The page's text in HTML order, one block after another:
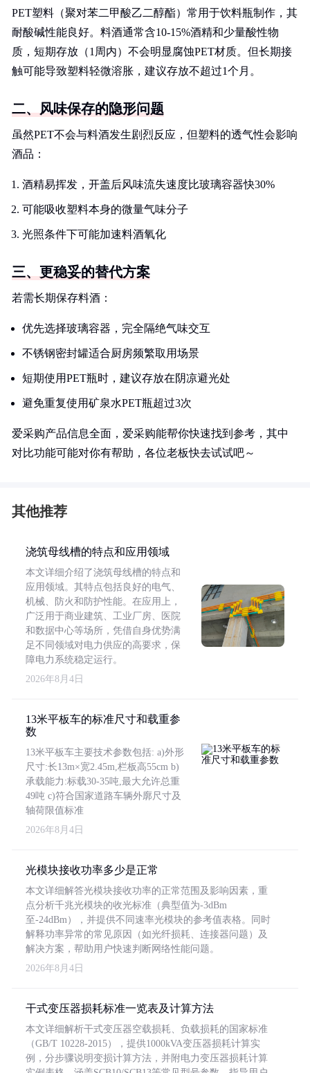
PET塑料（聚对苯二甲酸乙二醇酯）常用于饮料瓶制作，其
耐酸碱性能良好。料酒通常含10-15%酒精和少量酸性物
质，短期存放（1周内）不会明显腐蚀PET材质。但长期接
触可能导致塑料轻微溶胀，建议存放不超过1个月。
二、风味保存的隐形问题
虽然PET不会与料酒发生剧烈反应，但塑料的透气性会影响
酒品：
酒精易挥发，开盖后风味流失速度比玻璃容器快30%
可能吸收塑料本身的微量气味分子
光照条件下可能加速料酒氧化
三、更稳妥的替代方案
若需长期保存料酒：
优先选择玻璃容器，完全隔绝气味交互
不锈钢密封罐适合厨房频繁取用场景
短期使用PET瓶时，建议存放在阴凉避光处
避免重复使用矿泉水PET瓶超过3次
爱采购产品信息全面，爱采购能帮你快速找到参考，其中
对比功能可能对你有帮助，各位老板快去试试吧～
其他推荐
浇筑母线槽的特点和应用领域
本文详细介绍了浇筑母线槽的特点和
应用领域。其特点包括良好的电气、
机械、防火和防护性能。在应用上，
广泛用于商业建筑、工业厂房、医院
和数据中心等场所，凭借自身优势满
足不同领域对电力供应的高要求，保
障电力系统稳定运行。
2026年8月4日
13米平板车的标准尺寸和载重参
数
13米平板车主要技术参数包括: a)外形
尺寸:长13m×宽2.45m,栏板高55cm b)
承载能力:标载30-35吨,最大允许总重
49吨 c)符合国家道路车辆外廓尺寸及
轴荷限值标准
2026年8月4日
光模块接收功率多少是正常
本文详细解答光模块接收功率的正常范围及影响因素，重
点分析千兆光模块的收光标准（典型值为-3dBm
至-24dBm），并提供不同速率光模块的参考值表格。同时
解释功率异常的常见原因（如光纤损耗、连接器问题）及
解决方案，帮助用户快速判断网络性能问题。
2026年8月4日
干式变压器损耗标准一览表及计算方法
本文详细解析干式变压器空载损耗、负载损耗的国家标准
（GB/T 10228-2015），提供1000kVA变压器损耗计算实
例，分步骤说明变损计算方法，并附电力变压器损耗计算